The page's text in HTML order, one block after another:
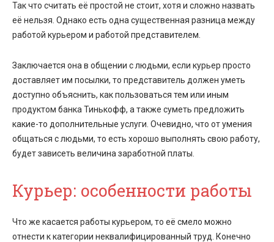
Так что считать её простой не стоит, хотя и сложно назвать
её нельзя. Однако есть одна существенная разница между
работой курьером и работой представителем.
Заключается она в общении с людьми, если курьер просто
доставляет им посылки, то представитель должен уметь
доступно объяснить, как пользоваться тем или иным
продуктом банка Тинькофф, а также суметь предложить
какие-то дополнительные услуги. Очевидно, что от умения
общаться с людьми, то есть хорошо выполнять свою работу,
будет зависеть величина заработной платы.
Курьер: особенности работы
Что же касается работы курьером, то её смело можно
отнести к категории неквалифицированный труд. Конечно